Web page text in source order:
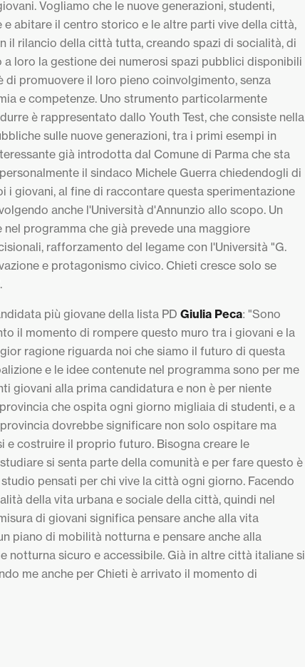
Vogliamo che le nuove generazioni, studenti,
abitare il centro storico e le altre parti vive della città,
il rilancio della città tutta, creando spazi di socialità, di
loro la gestione dei numerosi spazi pubblici disponibili
di promuovere il loro pieno coinvolgimento, senza
e competenze. Uno strumento particolarmente
è rappresentato dallo Youth Test, che consiste nella
sulle nuove generazioni, tra i primi esempi in
già introdotta dal Comune di Parma che sta
il sindaco Michele Guerra chiedendogli di
i giovani, al fine di raccontare questa sperimentazione
anche l'Università d'Annunzio allo scopo. Un
programma che già prevede una maggiore
rafforzamento del legame con l'Università "G.
e protagonismo civico. Chieti cresce solo se
più giovane della lista PD Giulia Peca: "Sono
il momento di rompere questo muro tra i giovani e la
ragione riguarda noi che siamo il futuro di questa
e le idee contenute nel programma sono per me
giovani alla prima candidatura e non è per niente
che ospita ogni giorno migliaia di studenti, e a
dovrebbe significare non solo ospitare ma
e costruire il proprio futuro. Bisogna creare le
si senta parte della comunità e per fare questo è
pensati per chi vive la città ogni giorno. Facendo
della vita urbana e sociale della città, quindi nel
di giovani significa pensare anche alla vita
piano di mobilità notturna e pensare anche alla
notturna sicuro e accessibile. Già in altre città italiane si
me anche per Chieti è arrivato il momento di